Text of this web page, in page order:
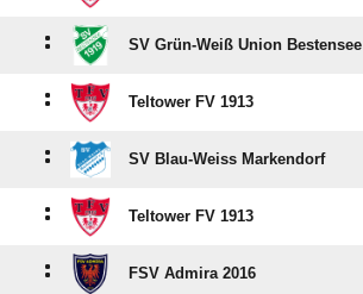
: SV Grün-Weiß Union Bestensee
: Teltower FV 1913
: SV Blau-Weiss Markendorf
: Teltower FV 1913
: FSV Admira 2016